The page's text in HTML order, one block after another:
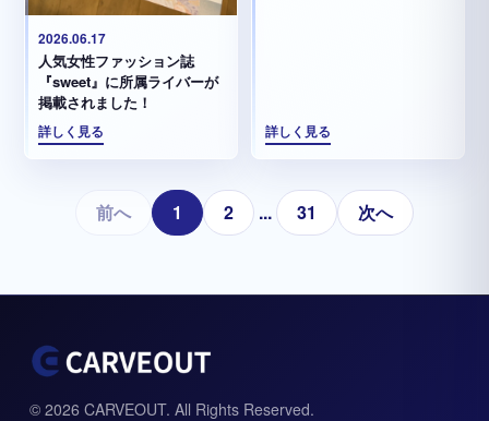
2026.06.17
人気女性ファッション誌
『sweet』に所属ライバーが
掲載されました！
詳しく見る 詳しく見る
前へ 1 2 ... 31 次へ
© 2026 CARVEOUT. All Rights Reserved.